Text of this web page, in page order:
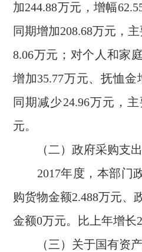
加244.88万元，增幅
同期增加208.68万元，
8.06万元；对个人和家
增加35.77万元、抚恤
同期减少24.96万元，
元。
（二）政府采购支出
2017年度，本部门政
购货物金额2.488万元、
金额0万元。比上年增长
（三）关于国有资产